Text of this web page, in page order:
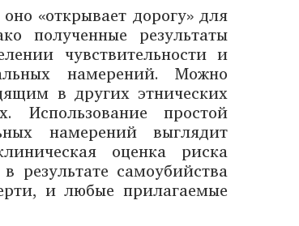
«открывает дорогу» для
полученные результаты
чувствительности и
намерений. Можно
в других этнических
Использование простой
намерений выглядит
оценка риска
самоубийства
и любые прилагаемые